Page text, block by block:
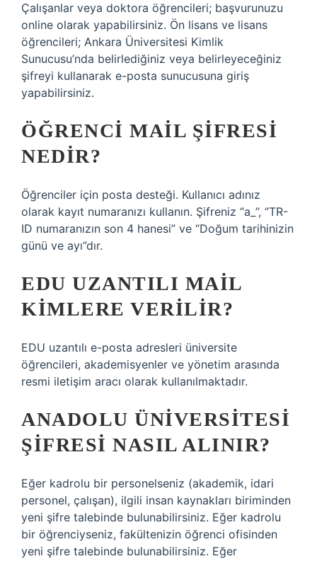
Çalışanlar veya doktora öğrencileri; başvurunuzu
online olarak yapabilirsiniz. Ön lisans ve lisans
öğrencileri; Ankara Üniversitesi Kimlik
Sunucusu’nda belirlediğiniz veya belirleyeceğiniz
şifreyi kullanarak e-posta sunucusuna giriş
yapabilirsiniz.
ÖĞRENCI MAIL ŞIFRESI
NEDIR?
Öğrenciler için posta desteği. Kullanıcı adınız
olarak kayıt numaranızı kullanın. Şifreniz “a_”, “TR-
ID numaranızın son 4 hanesi” ve “Doğum tarihinizin
günü ve ayı”dır.
EDU UZANTILI MAIL
KIMLERE VERILIR?
EDU uzantılı e-posta adresleri üniversite
öğrencileri, akademisyenler ve yönetim arasında
resmi iletişim aracı olarak kullanılmaktadır.
ANADOLU ÜNIVERSITESI
ŞIFRESI NASIL ALINIR?
Eğer kadrolu bir personelseniz (akademik, idari
personel, çalışan), ilgili insan kaynakları biriminden
yeni şifre talebinde bulunabilirsiniz. Eğer kadrolu
bir öğrenciyseniz, fakültenizin öğrenci ofisinden
yeni şifre talebinde bulunabilirsiniz. Eğer